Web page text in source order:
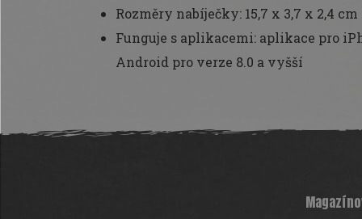
Rozměry nabíječky: 15,7 x 3,7 x 2,4 cm
Funguje s aplikacemi: aplikace pro
Android pro verze 8.0 a vyšší
á